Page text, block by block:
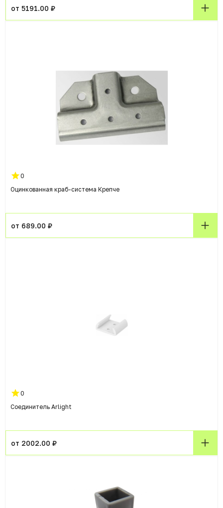
от 5191.00 ₽
0
Оцинкованная краб-система Крепче
от 689.00 ₽
0
Соединитель Arlight
от 2002.00 ₽